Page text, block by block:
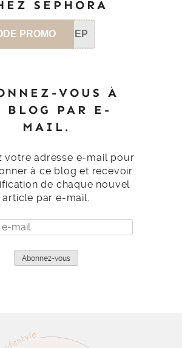
SEPHORA
PROMO SEP
VOUS À
BLOG PAR E-
MAIL.
votre adresse e-mail pour
à ce blog et recevoir
de chaque nouvel
article par e-mail.
Abonnez-vous